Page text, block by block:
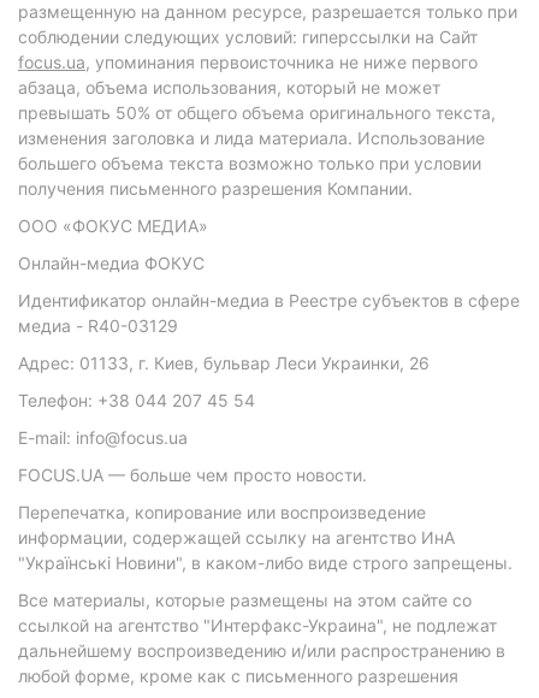
размещенную на данном ресурсе, разрешается только при
соблюдении следующих условий: гиперссылки на Сайт
focus.ua, упоминания первоисточника не ниже первого
абзаца, объема использования, который не может
превышать 50% от общего объема оригинального текста,
изменения заголовка и лида материала. Использование
большего объема текста возможно только при условии
получения письменного разрешения Компании.
ООО «ФОКУС МЕДИА»
Онлайн-медиа ФОКУС
Идентификатор онлайн-медиа в Реестре субъектов в сфере
медиа - R40-03129
Адрес: 01133, г. Киев, бульвар Леси Украинки, 26
Телефон: +38 044 207 45 54
E-mail: info@focus.ua
FOCUS.UA — больше чем просто новости.
Перепечатка, копирование или воспроизведение
информации, содержащей ссылку на агентство ИнА
"Українські Новини", в каком-либо виде строго запрещены.
Все материалы, которые размещены на этом сайте со
ссылкой на агентство "Интерфакс-Украина", не подлежат
дальнейшему воспроизведению и/или распространению в
любой форме, кроме как с письменного разрешения